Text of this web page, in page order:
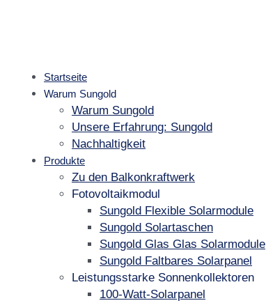
Startseite
Warum Sungold
Warum Sungold
Unsere Erfahrung: Sungold
Nachhaltigkeit
Produkte
Zu den Balkonkraftwerk
Fotovoltaikmodul
Sungold Flexible Solarmodule
Sungold Solartaschen
Sungold Glas Glas Solarmodule
Sungold Faltbares Solarpanel
Leistungsstarke Sonnenkollektoren
100-Watt-Solarpanel